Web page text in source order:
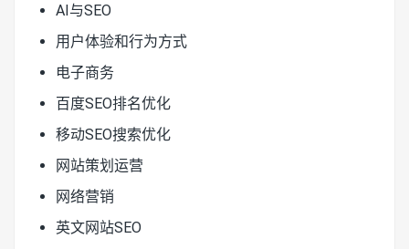
AI与SEO
用户体验和行为方式
电子商务
百度SEO排名优化
移动SEO搜索优化
网站策划运营
网络营销
英文网站SEO